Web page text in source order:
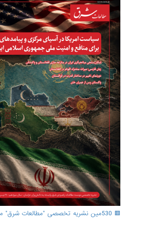
🟥 530مین نشریه تخصصی "مطالعات شرق" منتشر شد.